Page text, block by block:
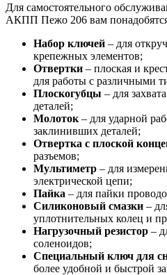
Для самостоятельного
АКПП Пежо 206 вам
Набор ключей – для
крепежных элементов;
Отвертки – плоская и
для работы с различными
Плоскогубцы – для
деталей;
Молоток – для ударной
заклинивших деталей;
Отвертка с плоской
разъемов;
Мультиметр – для
электрической цепи;
Пайка – для пайки
Силиконовый смазки –
уплотнительных колец и
Нагрузочный резистор –
соленоидов;
Специальный ключ для
более удобной и быстрой